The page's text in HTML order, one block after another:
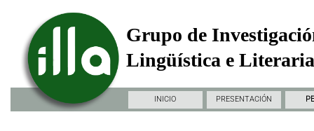
Grupo de
Lingüística e
INICIO PRESENTACIÓN